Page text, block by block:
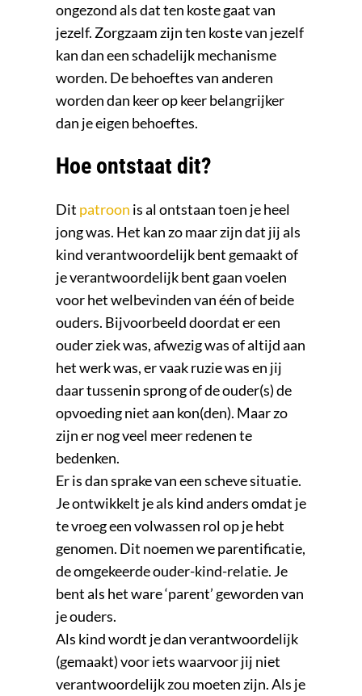
ongezond als dat ten koste gaat van
jezelf. Zorgzaam zijn ten koste van jezelf
kan dan een schadelijk mechanisme
worden. De behoeftes van anderen
worden dan keer op keer belangrijker
dan je eigen behoeftes.
Hoe ontstaat dit?
Dit patroon is al ontstaan toen je heel
jong was. Het kan zo maar zijn dat jij als
kind verantwoordelijk bent gemaakt of
je verantwoordelijk bent gaan voelen
voor het welbevinden van één of beide
ouders. Bijvoorbeeld doordat er een
ouder ziek was, afwezig was of altijd aan
het werk was, er vaak ruzie was en jij
daar tussenin sprong of de ouder(s) de
opvoeding niet aan kon(den). Maar zo
zijn er nog veel meer redenen te
bedenken.
Er is dan sprake van een scheve situatie.
Je ontwikkelt je als kind anders omdat je
te vroeg een volwassen rol op je hebt
genomen. Dit noemen we parentificatie,
de omgekeerde ouder-kind-relatie. Je
bent als het ware ‘parent’ geworden van
je ouders.
Als kind wordt je dan verantwoordelijk
(gemaakt) voor iets waarvoor jij niet
verantwoordelijk zou moeten zijn. Als je